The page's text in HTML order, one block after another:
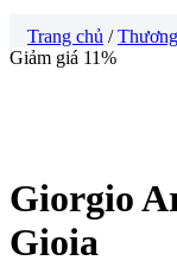
Trang chủ /
Giảm giá 11%
Giorgio
Gioia